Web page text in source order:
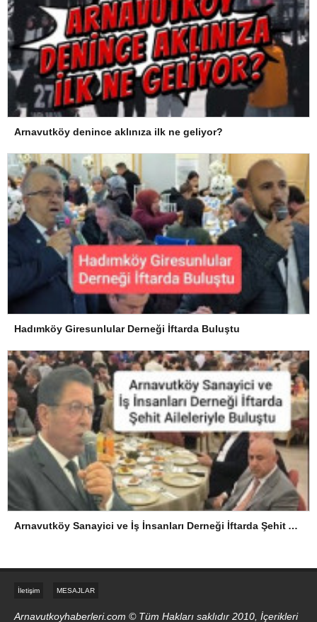
Arnavutköy denince aklınıza ilk ne geliyor?
Hadımköy Giresunlular Derneği İftarda Buluştu
Arnavutköy Sanayici ve İş İnsanları Derneği İftarda Şehit Aileleriyle Buluştu
İletişim MESAJLAR
Arnavutkoyhaberleri.com © Tüm Hakları saklıdır 2010, İçerikleri